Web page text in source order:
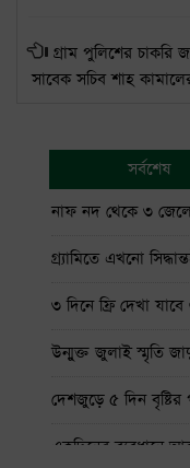
গ্রাম পুলিশের চাকরি
সাবেক সচিব শাহ
সর্বশেষ
নাফ নদ থেকে ৩
গ্র্যামিতে এখনো
৩ দিনে ফ্রি দেখা
উন্মুক্ত জুলাই স্মৃতি
দেশজুড়ে ৫ দিন বৃষ্টির
একদিনের ব্যবধানে